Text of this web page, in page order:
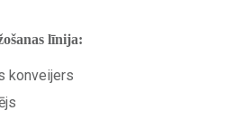
līnija:
konveijers